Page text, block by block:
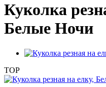
Куколка
Белые Ночи
TOP